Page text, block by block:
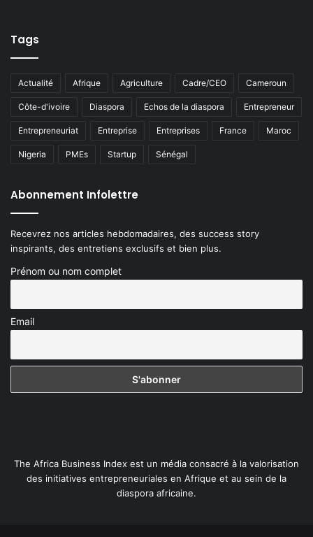
Tags
Actualité Afrique Agriculture Cadre/CEO Cameroun
Côte-d'ivoire Diaspora Echos de la diaspora Entrepreneur
Entrepreneuriat Entreprise Entreprises France Maroc
Nigeria PMEs Startup Sénégal
Abonnement Infolettre
Recevrez nos articles hebdomadaires, des success story
inspirants, des entretiens exclusifs et bien plus.
Prénom ou nom complet
Email
The Africa Business Index est un média consacré à la valorisation
des initiatives entrepreneuriales en Afrique et au sein de la
diaspora africaine.